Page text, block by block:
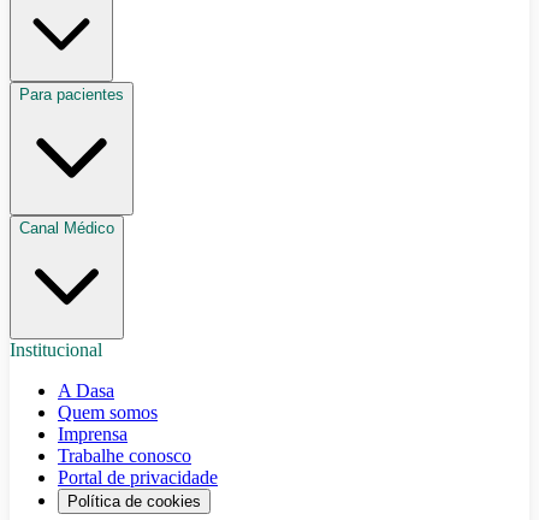
Para pacientes
Canal Médico
Institucional
A Dasa
Quem somos
Imprensa
Trabalhe conosco
Portal de privacidade
Política de cookies